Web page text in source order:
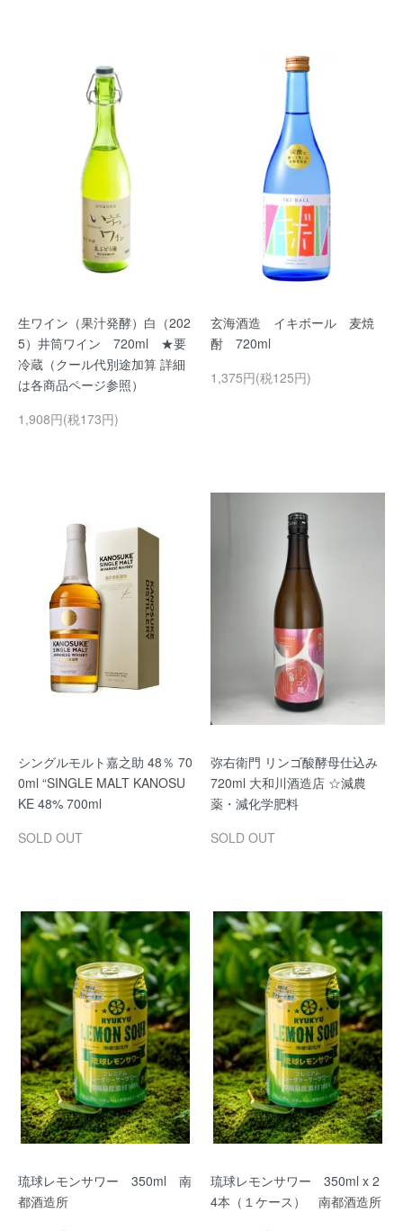
生ワイン（果汁発酵）白（202
5）井筒ワイン 720ml ★要
冷蔵（クール代別途加算 詳細
は各商品ページ参照）
1,908円(税173円)
玄海酒造 イキボール 麦焼
酎 720ml
1,375円(税125円)
シングルモルト嘉之助 48％ 70
0ml “SINGLE MALT KANOSU
KE 48% 700ml
SOLD OUT
弥右衛門 リンゴ酸酵母仕込み
720ml 大和川酒造店 ☆減農
薬・減化学肥料
SOLD OUT
琉球レモンサワー 350ml 南
都酒造所
琉球レモンサワー 350ml x 2
4本（１ケース） 南都酒造所